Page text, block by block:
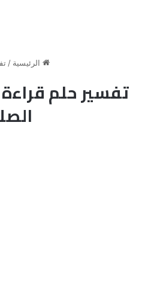
الرئيسية /
تفسير حلم